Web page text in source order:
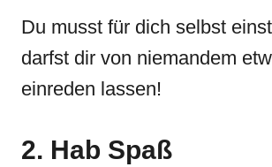
Du musst für dich selbst
darfst dir von niemandem
einreden lassen!
2. Hab Spaß